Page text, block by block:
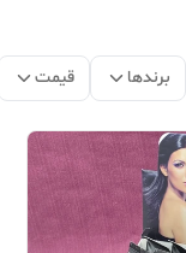
برندها قیمت